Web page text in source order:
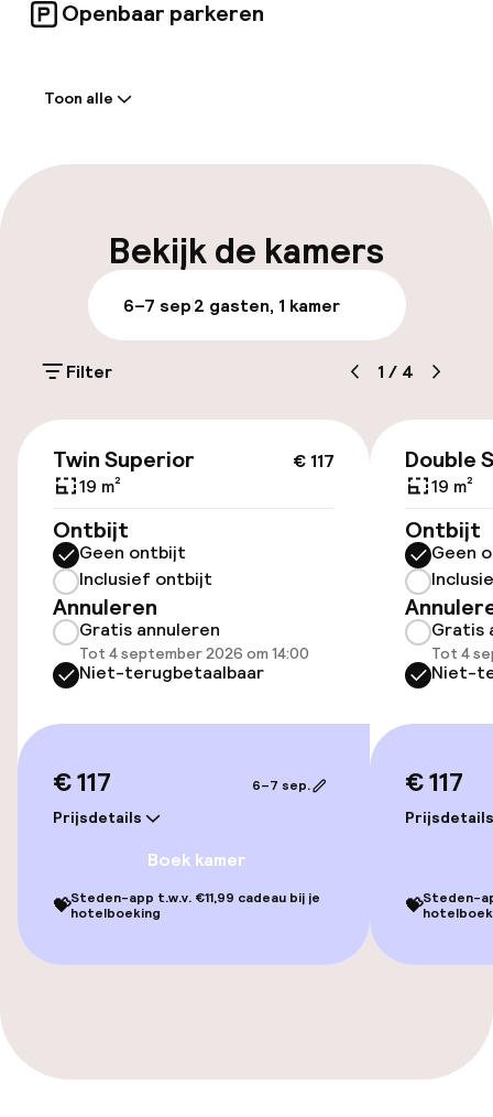
Openbaar parkeren
Meertalige medewerkers
Parkeren & mobiliteit
Parkeergelegenheid op eigen terrein
(buiten)
Openbaar parkeren
Toegankelijkheid
Overal rolstoeltoegankelijk
Lift
Gratis wifi
Eet- en drinkdiensten
Toon alle
Bekijk de kamers
6–7 sep2 gasten, 1 kamer
Filter 1 / 4
€ 117
Twin Superior
19 m²
Ontbijt
Geen ontbijt
Inclusief ontbijt
Annuleren
Gratis annuleren
Tot 4 september 2026 om 14:00
Niet-terugbetaalbaar
€ 117
Prijsdetails
6–7 sep.
Boek kamer
💝Steden-app t.w.v. €11,99 cadeau bij je
hotelboeking
Double
19 m²
Ontbijt
Geen
Gratis
Tot 4
Niet-
€ 117
Prijsdetails
💝Steden-